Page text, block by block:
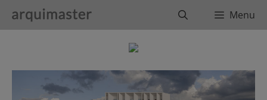
BuscarMenu